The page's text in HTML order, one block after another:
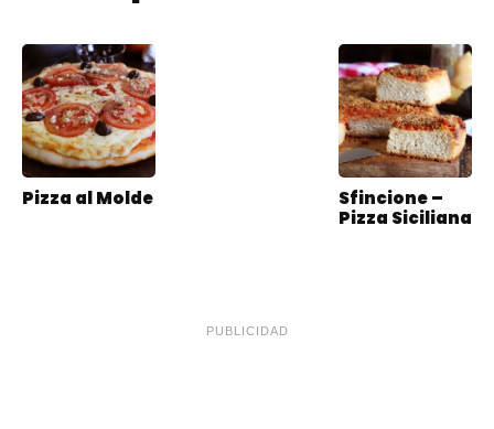
Pizza al Molde
Sfincione –
Pizza Siciliana
PUBLICIDAD